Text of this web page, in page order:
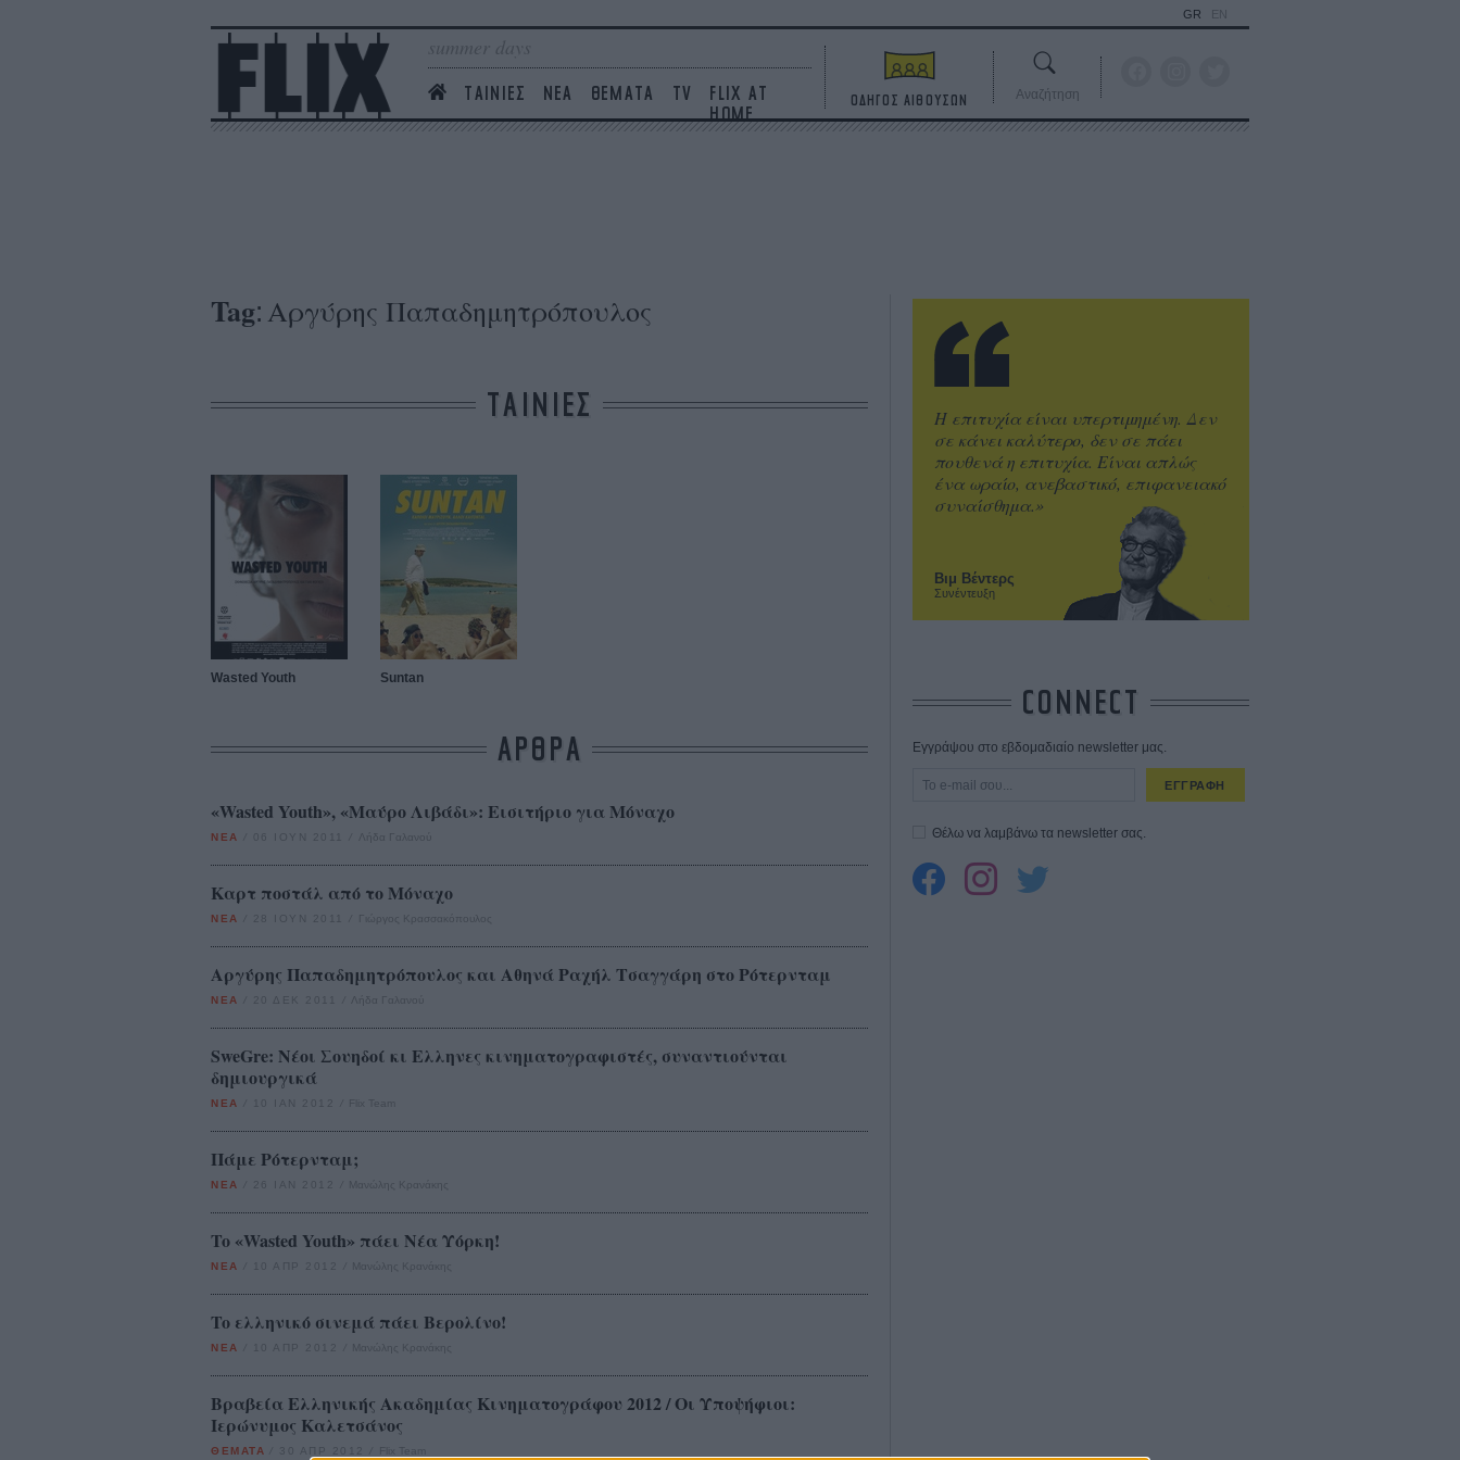
summer days
ΤΑΙΝΙΕΣ ΝΕΑ ΘΕΜΑΤΑ TV
FLIX AT
HOME
GR EN
ΟΔΗΓΟΣ ΑΙΘΟΥΣΩΝ Αναζήτηση
Tag: Αργύρης Παπαδημητρόπουλος
ΤΑΙΝΙΕΣ
Wasted Youth Suntan
ΑΡΘΡΑ
«Wasted Youth», «Μαύρο Λιβάδι»: Εισιτήριο για Μόναχο
ΝΕΑ 06 ΙΟΥΝ 2011 Λήδα Γαλανού
Καρτ ποστάλ από το Μόναχο
ΝΕΑ 28 ΙΟΥΝ 2011 Γιώργος Κρασσακόπουλος
Αργύρης Παπαδημητρόπουλος και Αθηνά Ραχήλ Τσαγγάρη στο Ρότερνταμ
ΝΕΑ 20 ΔΕΚ 2011 Λήδα Γαλανού
SweGre: Νέοι Σουηδοί κι Ελληνες κινηματογραφιστές, συναντιούνται
δημιουργικά
ΝΕΑ 10 ΙΑΝ 2012 Flix Team
Πάμε Ρότερνταμ;
ΝΕΑ 26 ΙΑΝ 2012 Μανώλης Κρανάκης
To «Wasted Youth» πάει Νέα Υόρκη!
ΝΕΑ 10 ΑΠΡ 2012 Μανώλης Κρανάκης
To ελληνικό σινεμά πάει Βερολίνο!
ΝΕΑ 10 ΑΠΡ 2012 Μανώλης Κρανάκης
Βραβεία Ελληνικής Ακαδημίας Κινηματογράφου 2012 / Οι Υποψήφιοι:
Ιερώνυμος Καλετσάνος
ΘΕΜΑΤΑ 30 ΑΠΡ 2012 Flix Team
Βιμ Βέντερς
Συνέντευξη
Η επιτυχία είναι υπερτιμημένη. Δεν
σε κάνει καλύτερο, δεν σε πάει
πουθενά η επιτυχία. Είναι απλώς
ένα ωραίο, ανεβαστικό, επιφανειακό
συναίσθημα.»
CONNECT
Εγγράψου στο εβδομαδιαίο newsletter μας.
ΕΓΓΡΑΦΗ
Θέλω να λαμβάνω τα newsletter σας.